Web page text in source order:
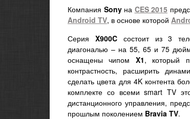
Компания Sonyна CES 2015
Android TV, в основе которой
Серия X900Cсостоит из 3
диагональю – на 55, 65 и 75
оснащены чипом X1, который
контрастность, расширить
сделать цвета для 4K контента
комплекте со всеми smart TV
дистанционного управления,
прошлым поколением Bravia TV.